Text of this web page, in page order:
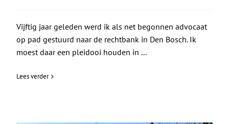
Vijftig jaar geleden werd ik als net begonnen advocaat
op pad gestuurd naar de rechtbank in Den Bosch. Ik
moest daar een pleidooi houden in ...
Lees verder